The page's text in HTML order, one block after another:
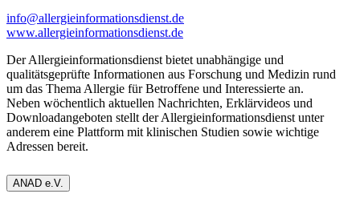
info@allergieinformationsdienst.de
www.allergieinformationsdienst.de
Der Allergieinformationsdienst bietet unabhängige und
qualitätsgeprüfte Informationen aus Forschung und Medizin rund
um das Thema Allergie für Betroffene und Interessierte an.
Neben wöchentlich aktuellen Nachrichten, Erklärvideos und
Downloadangeboten stellt der Allergieinformationsdienst unter
anderem eine Plattform mit klinischen Studien sowie wichtige
Adressen bereit.
ANAD e.V.